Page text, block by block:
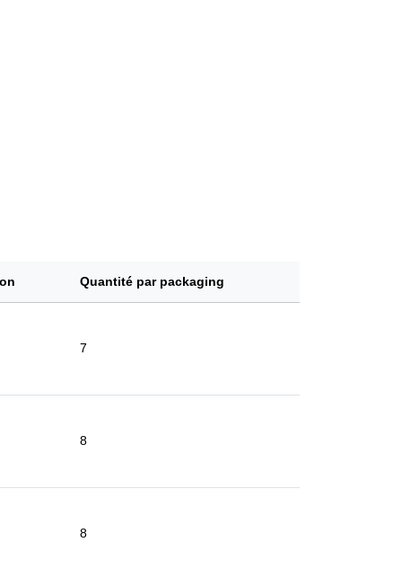
Quantité par packaging
7
8
8